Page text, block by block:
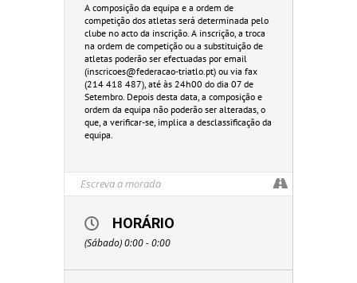
A composição da equipa e a ordem de
competição dos atletas será determinada pelo
clube no acto da inscrição. A inscrição, a troca
na ordem de competição ou a substituição de
atletas poderão ser efectuadas por email
(inscricoes@federacao-triatlo.pt) ou via fax
(214 418 487), até às 24h00 do dia 07 de
Setembro. Depois desta data, a composição e
ordem da equipa não poderão ser alteradas, o
que, a verificar-se, implica a desclassificação da
equipa.
HORÁRIO
(Sábado) 0:00 - 0:00